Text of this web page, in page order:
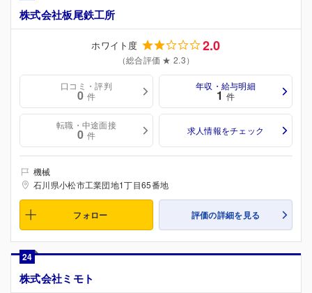
株式会社板尾鉄工所
ホワイト度 2.0
（総合評価 ★ 2.3）
口コミ・評判
0 件
年収・給与明細
1 件
転職・中途面接
0 件 求人情報をチェック
機械
石川県小松市工業団地1丁目65番地
フォロー 評価の詳細を見る
24
株式会社ミモト